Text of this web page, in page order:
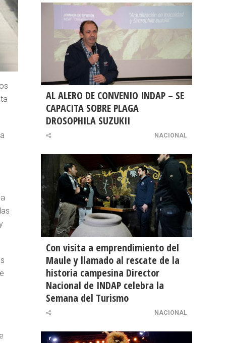
AL ALERO DE CONVENIO INDAP – SE
CAPACITA SOBRE PLAGA
DROSOPHILA SUZUKII
NACIONAL
Con visita a emprendimiento del
Maule y llamado al rescate de la
historia campesina Director
Nacional de INDAP celebra la
Semana del Turismo
NACIONAL